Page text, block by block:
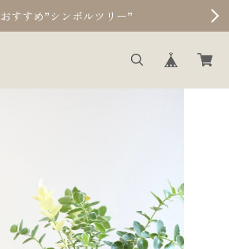
おすすめ”シンボルツリー”